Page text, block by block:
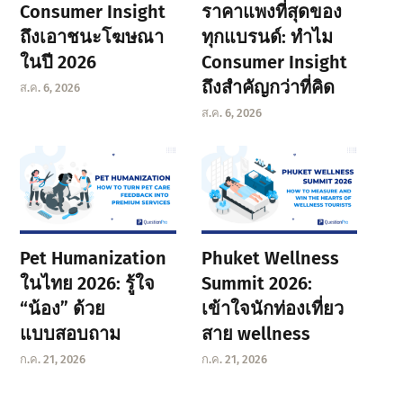
Consumer Insight
ถึงเอาชนะโฆษณา
ในปี 2026
ส.ค. 6, 2026
ราคาแพงที่สุดของ
ทุกแบรนด์: ทำไม
Consumer Insight
ถึงสำคัญกว่าที่คิด
ส.ค. 6, 2026
Pet Humanization
ในไทย 2026: รู้ใจ
“น้อง” ด้วย
แบบสอบถาม
ก.ค. 21, 2026
Phuket Wellness
Summit 2026:
เข้าใจนักท่องเที่ยว
สาย wellness
ก.ค. 21, 2026